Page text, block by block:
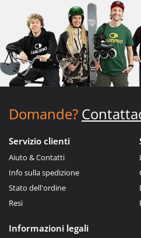
Domande?
Servizio clienti
Aiuto & Contatti
Info sulla spedizione
Stato dell'ordine
Resi
Informazioni legali